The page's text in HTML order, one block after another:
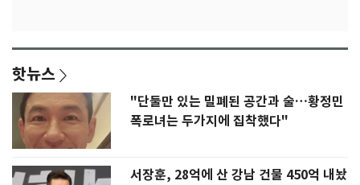
핫뉴스
"단둘만 있는 밀폐된 공간과 술…황정민
폭로녀는 두가지에 집착했다"
서장훈, 28억에 산 강남 건물 450억 내놨